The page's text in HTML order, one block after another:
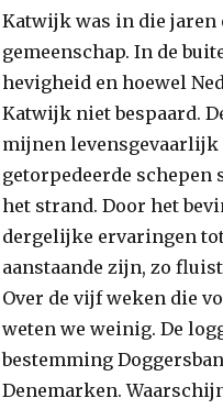
Katwijk was in die jaren
gemeenschap. In de
hevigheid en hoewel
Katwijk niet bespaard.
mijnen levensgevaarlijk
getorpedeerde schepen
het strand. Door het
dergelijke ervaringen
aanstaande zijn, zo
Over de vijf weken die
weten we weinig. De
bestemming
Denemarken.